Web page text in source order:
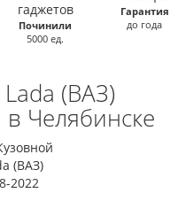
Починили
5000 ед.
Гарантия
до года
(ВАЗ)
Челябинске